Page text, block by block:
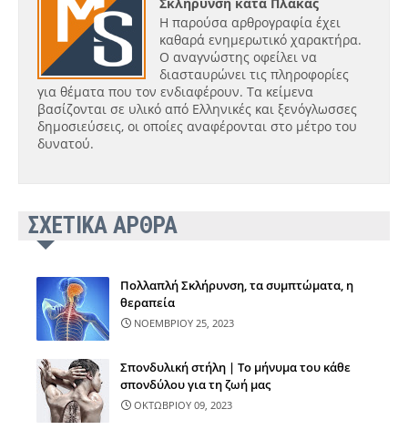
Η παρούσα αρθρογραφία έχει
καθαρά ενημερωτικό χαρακτήρα.
Ο αναγνώστης οφείλει να
διασταυρώνει τις πληροφορίες
για θέματα που τον ενδιαφέρουν. Τα κείμενα
βασίζονται σε υλικό από Ελληνικές και ξενόγλωσσες
δημοσιεύσεις, οι οποίες αναφέρονται στο μέτρο του
δυνατού.
ΣΧΕΤΙΚΑ ΑΡΘΡΑ
Πολλαπλή Σκλήρυνση, τα συμπτώματα, η
θεραπεία
ΝΟΕΜΒΡΙΟΥ 25, 2023
Σπονδυλική στήλη | Το μήνυμα του κάθε
σπονδύλου για τη ζωή μας
ΟΚΤΩΒΡΙΟΥ 09, 2023